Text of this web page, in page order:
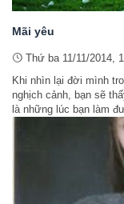
Mãi yêu
Thứ ba 11/11/2014,
Khi nhìn lại đời mình
nghịch cảnh, bạn sẽ
là những lúc bạn làm